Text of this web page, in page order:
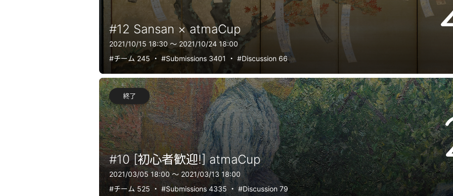
#12 Sansan × atmaCup
2021/10/15 18:30 〜 2021/10/24 18:00
#チーム 245 ・ #Submissions 3401 ・ #Discussion 66
終了
#10 [初心者歓迎!] atmaCup
2021/03/05 18:00 〜 2021/03/13 18:00
#チーム 525 ・ #Submissions 4335 ・#Discussion 79